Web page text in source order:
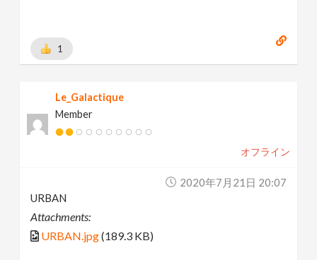
1
Le_Galactique
Member
オフライン
2020年7月21日 20:07
URBAN
Attachments:
URBAN.jpg(189.3 KB)